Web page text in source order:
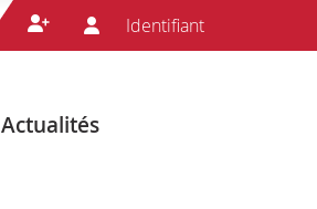
Actualités